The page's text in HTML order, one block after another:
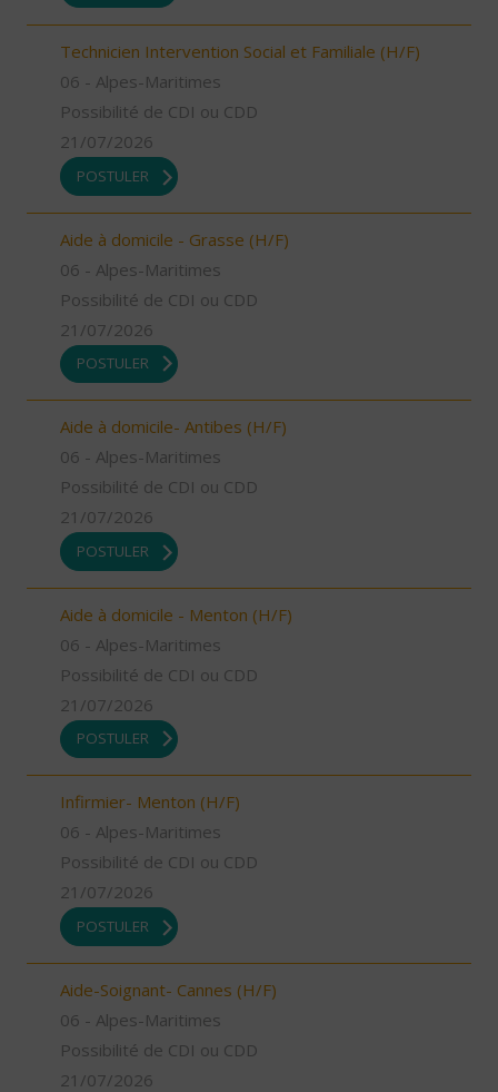
Technicien Intervention Social et Familiale (H/F)
06 - Alpes-Maritimes
Possibilité de CDI ou CDD
21/07/2026
POSTULER
Aide à domicile - Grasse (H/F)
06 - Alpes-Maritimes
Possibilité de CDI ou CDD
21/07/2026
POSTULER
Aide à domicile- Antibes (H/F)
06 - Alpes-Maritimes
Possibilité de CDI ou CDD
21/07/2026
POSTULER
Aide à domicile - Menton (H/F)
06 - Alpes-Maritimes
Possibilité de CDI ou CDD
21/07/2026
POSTULER
Infirmier- Menton (H/F)
06 - Alpes-Maritimes
Possibilité de CDI ou CDD
21/07/2026
POSTULER
Aide-Soignant- Cannes (H/F)
06 - Alpes-Maritimes
Possibilité de CDI ou CDD
21/07/2026